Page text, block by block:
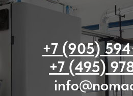
+7 (905)
+7 (495)